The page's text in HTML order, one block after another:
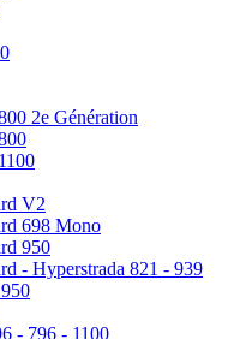
2e Génération
V2
698 Mono
950
- Hyperstrada 821 - 939
- 796 - 1100